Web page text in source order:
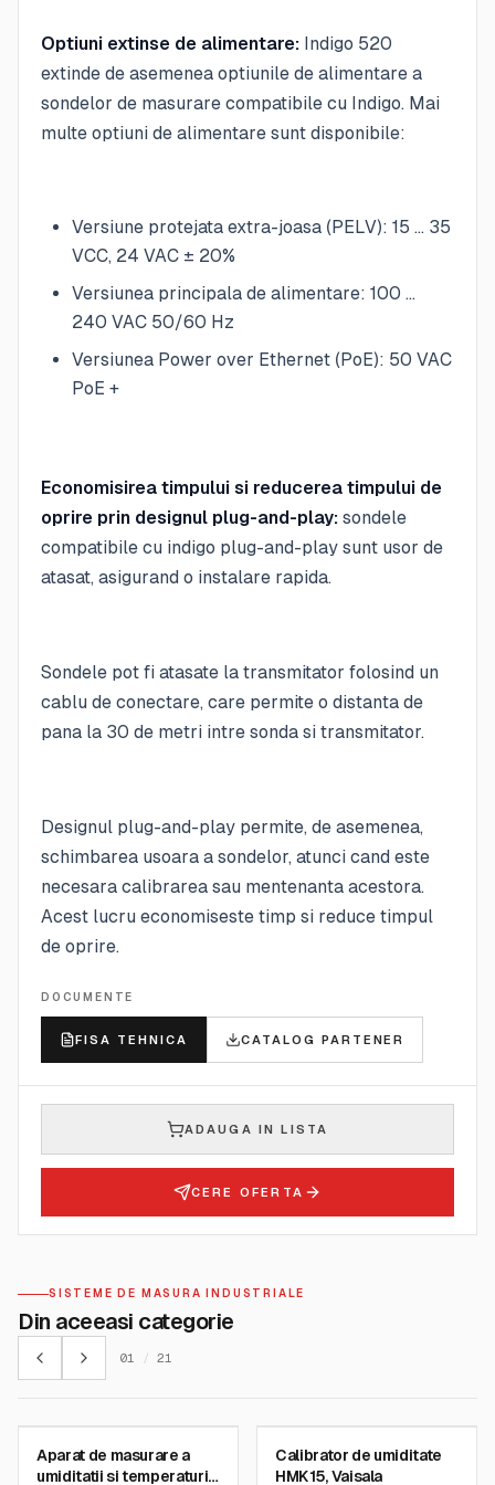
Optiuni extinse de alimentare: Indigo 520
extinde de asemenea optiunile de alimentare a
sondelor de masurare compatibile cu Indigo. Mai
multe optiuni de alimentare sunt disponibile:
Versiune protejata extra-joasa (PELV): 15 … 35
VCC, 24 VAC ± 20%
Versiunea principala de alimentare: 100 …
240 VAC 50/60 Hz
Versiunea Power over Ethernet (PoE): 50 VAC
PoE +
Economisirea timpului si reducerea timpului de
oprire prin designul plug-and-play: sondele
compatibile cu indigo plug-and-play sunt usor de
atasat, asigurand o instalare rapida.
Sondele pot fi atasate la transmitator folosind un
cablu de conectare, care permite o distanta de
pana la 30 de metri intre sonda si transmitator.
Designul plug-and-play permite, de asemenea,
schimbarea usoara a sondelor, atunci cand este
necesara calibrarea sau mentenanta acestora.
Acest lucru economiseste timp si reduce timpul
de oprire.
DOCUMENTE
FISA TEHNICA CATALOG PARTENER
ADAUGA IN LISTA
CERE OFERTA
SISTEME DE MASURA INDUSTRIALE
Din aceeasi categorie
01 / 21
SKU:HM40
Aparat de masurare a
umiditatii si temperaturii
SKU:HMK15
Calibrator de umiditate
HMK15, Vaisala